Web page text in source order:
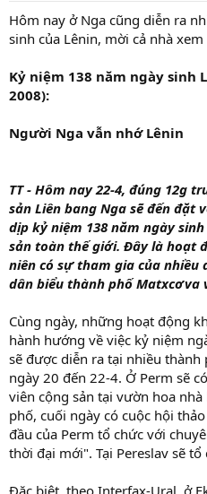
Hôm nay ở Nga cũng diễn ra
sinh của Lênin, mời cả nhà
Kỷ niệm 138 năm ngày sinh
2008):
Người Nga vẫn nhớ Lênin
TT - Hôm nay 22-4, đúng 12g
sản Liên bang Nga sẽ đến đặt
dịp kỷ niệm 138 năm ngày
sản toàn thế giới. Đây là hoạt
niên có sự tham gia của nhiều
dân biểu thành phố Matxcơva
Cùng ngày, những hoạt động
hành hướng về việc kỷ niệm
sẽ được diễn ra tại nhiều
ngày 20 đến 22-4. Ở Perm sẽ
viên cộng sản tại vườn hoa
phố, cuối ngày có cuộc hội
đầu của Perm tổ chức với
thời đại mới". Tại Pereslav sẽ